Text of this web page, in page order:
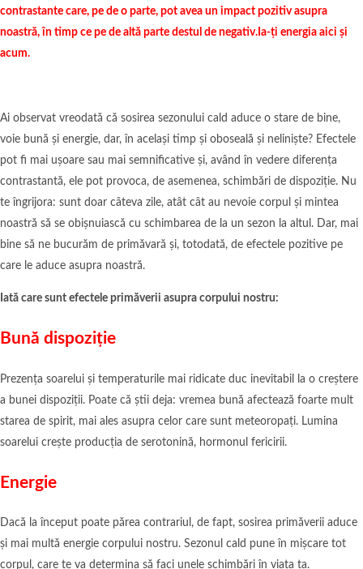
contrastante care, pe de o parte, pot avea un impact pozitiv asupra
noastră, în timp ce pe de altă parte destul de negativ.Ia-ți energia aici și
acum.
Ai observat vreodată că sosirea sezonului cald aduce o stare de bine,
voie bună și energie, dar, în același timp și oboseală și neliniște? Efectele
pot fi mai ușoare sau mai semnificative și, având în vedere diferența
contrastantă, ele pot provoca, de asemenea, schimbări de dispoziție. Nu
te îngrijora: sunt doar câteva zile, atât cât au nevoie corpul și mintea
noastră să se obișnuiască cu schimbarea de la un sezon la altul. Dar, mai
bine să ne bucurăm de primăvară și, totodată, de efectele pozitive pe
care le aduce asupra noastră.
Iată care sunt efectele primăverii asupra corpului nostru:
Bună dispoziție
Prezența soarelui și temperaturile mai ridicate duc inevitabil la o creștere
a bunei dispoziții. Poate că știi deja: vremea bună afectează foarte mult
starea de spirit, mai ales asupra celor care sunt meteoropați. Lumina
soarelui crește producția de serotonină, hormonul fericirii.
Energie
Dacă la început poate părea contrariul, de fapt, sosirea primăverii aduce
și mai multă energie corpului nostru. Sezonul cald pune în mișcare tot
corpul, care te va determina să faci unele schimbări în viața ta.